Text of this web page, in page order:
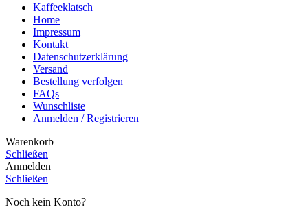
Kaffeeklatsch
Home
Impressum
Kontakt
Datenschutzerklärung
Versand
Bestellung verfolgen
FAQs
Wunschliste
Anmelden / Registrieren
Warenkorb
Schließen
Anmelden
Schließen
Noch kein Konto?